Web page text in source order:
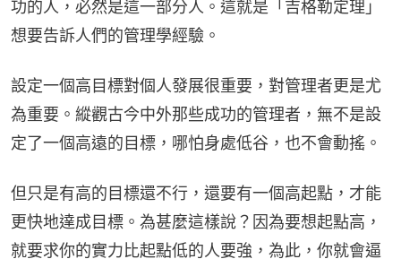
功的人，必然是這一部分人。這就是「吉格勒定理」
想要告訴人們的管理學經驗。
設定一個高目標對個人發展很重要，對管理者更是尤
為重要。縱觀古今中外那些成功的管理者，無不是設
定了一個高遠的目標，哪怕身處低谷，也不會動搖。
但只是有高的目標還不行，還要有一個高起點，才能
更快地達成目標。為甚麼這樣說？因為要想起點高，
就要求你的實力比起點低的人要強，為此，你就會逼